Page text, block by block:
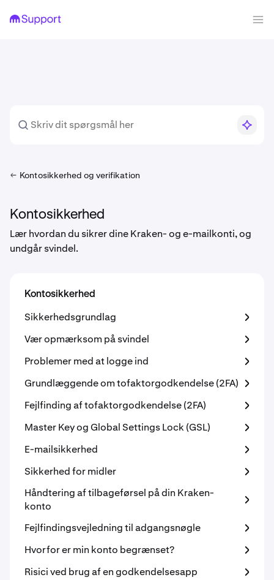
Kontosikkerhed og verifikation
Kontosikkerhed
Lær hvordan du sikrer dine Kraken- og e-mailkonti, og
undgår svindel.
Kontosikkerhed
Sikkerhedsgrundlag
Vær opmærksom på svindel
Problemer med at logge ind
Grundlæggende om tofaktorgodkendelse (2FA)
Fejlfinding af tofaktorgodkendelse (2FA)
Master Key og Global Settings Lock (GSL)
E-mailsikkerhed
Sikkerhed for midler
Håndtering af tilbageførsel på din Kraken-
konto
Fejlfindingsvejledning til adgangsnøgle
Hvorfor er min konto begrænset?
Risici ved brug af en godkendelsesapp